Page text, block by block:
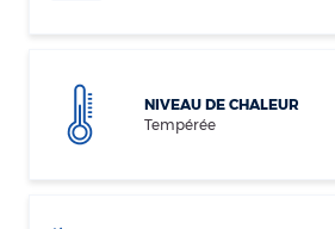
NIVEAU DE CHALEUR
Tempérée